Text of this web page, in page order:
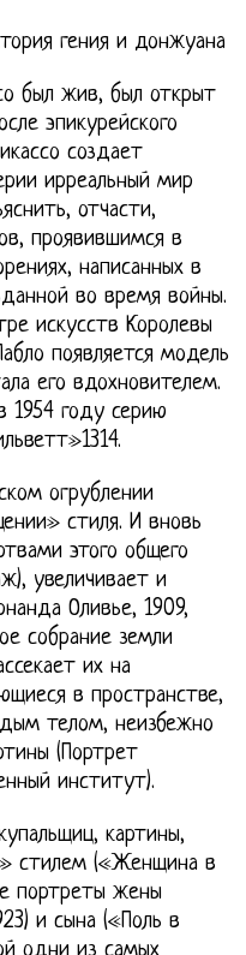
гения и донжуана
был жив, был открыт
эпикурейского
создает
ирреальный мир
отчасти,
проявившимся в
написанных в
во время войны.
искусств Королевы
появляется модель
его вдохновителем.
1954 году серию
огрублении
стиля. И вновь
этого общего
увеличивает и
Оливье, 1909,
собрание земли
их на
в пространстве,
телом, неизбежно
(Портрет
институт).
картины,
стилем («Женщина в
портреты жены
и сына («Поль в